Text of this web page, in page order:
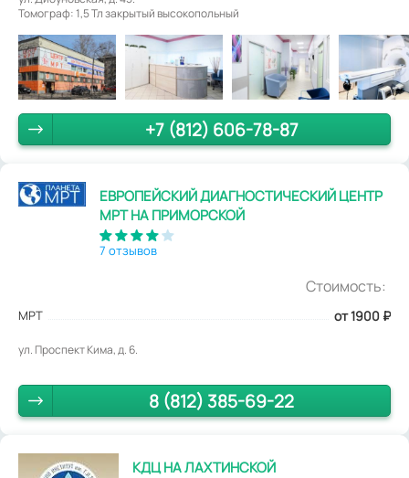
Томограф: 1,5 Тл закрытый высокопольный
+7 (812) 606-78-87
ЕВРОПЕЙСКИЙ ДИАГНОСТИЧЕСКИЙ ЦЕНТР
МРТ НА ПРИМОРСКОЙ
7 отзывов
Стоимость:
МРТ от 1900 ₽
ул. Проспект Кима, д. 6.
8 (812) 385-69-22
КДЦ НА ЛАХТИНСКОЙ